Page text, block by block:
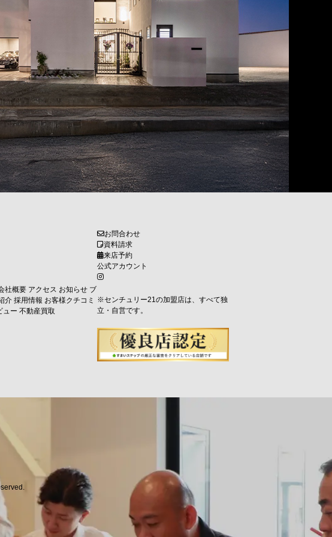
社概要 アクセス お知らせ ブ
介 採用情報 お客様クチコミ
ュー 不動産買取
お問合わせ
資料請求
来店予約
公式アカウント
※センチュリー21の加盟店は、すべて独
立・自営です。